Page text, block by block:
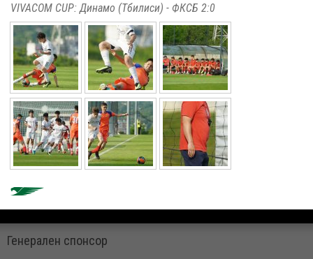
VIVACOM CUP: Динамо (Тбилиси) - ФКСБ 2:0
Генерален спонсор